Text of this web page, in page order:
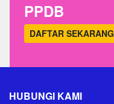
PPDB
DAFTAR SEKARANG
HUBUNGI KAMI